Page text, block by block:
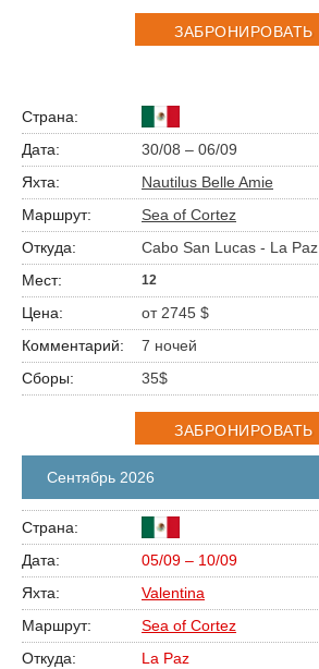
ЗАБРОНИРОВАТЬ
30/08 – 06/09
Nautilus Belle Amie
Sea of Cortez
Cabo San Lucas - La Paz
12
от 2745 $
7 ночей
35$
ЗАБРОНИРОВАТЬ
Сентябрь 2026
05/09 – 10/09
Valentina
Sea of Cortez
La Paz